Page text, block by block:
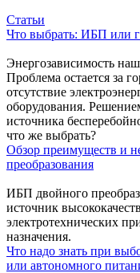
Статьи
Что выбрать: ИБП или
Энергозависимость
Проблема остается за
отсутствие
оборудования.
источника
что же выбрать?
Обзор преимуществ и
преобразования
ИБП двойного
источник
электротехнических
назначения.
Что надо знать при
или автономного